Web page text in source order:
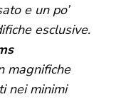
e un po’
esclusive.
magnifiche
nei minimi